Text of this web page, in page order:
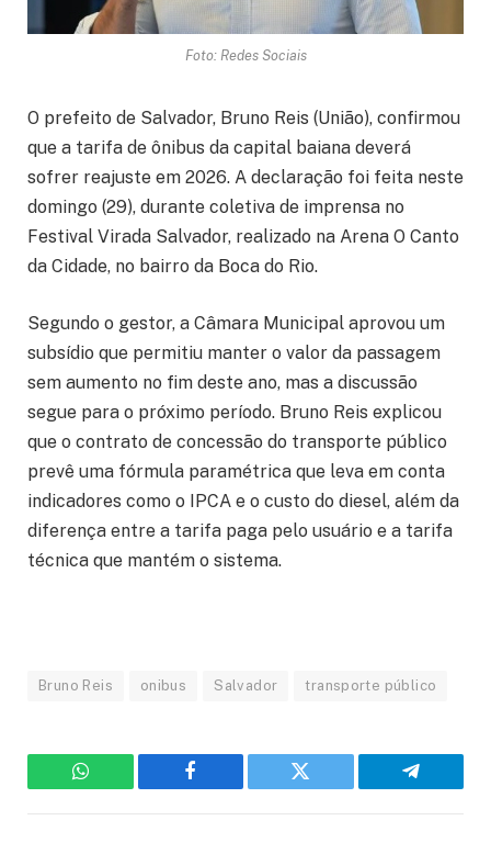
Foto: Redes Sociais
O prefeito de Salvador, Bruno Reis (União), confirmou
que a tarifa de ônibus da capital baiana deverá
sofrer reajuste em 2026. A declaração foi feita neste
domingo (29), durante coletiva de imprensa no
Festival Virada Salvador, realizado na Arena O Canto
da Cidade, no bairro da Boca do Rio.
Segundo o gestor, a Câmara Municipal aprovou um
subsídio que permitiu manter o valor da passagem
sem aumento no fim deste ano, mas a discussão
segue para o próximo período. Bruno Reis explicou
que o contrato de concessão do transporte público
prevê uma fórmula paramétrica que leva em conta
indicadores como o IPCA e o custo do diesel, além da
diferença entre a tarifa paga pelo usuário e a tarifa
técnica que mantém o sistema.
Bruno Reis onibus Salvador transporte público
WhatsApp Facebook Twitter Telegram